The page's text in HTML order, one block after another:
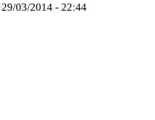
03/2014 - 22:44